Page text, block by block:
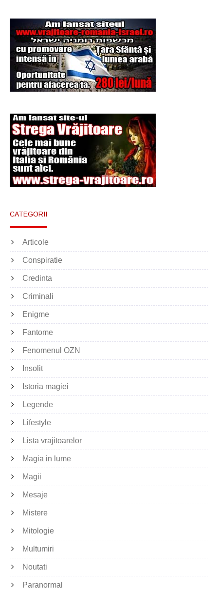
CATEGORII
Articole
Conspiratie
Credinta
Criminali
Enigme
Fantome
Fenomenul OZN
Insolit
Istoria magiei
Legende
Lifestyle
Lista vrajitoarelor
Magia in lume
Magii
Mesaje
Mistere
Mitologie
Multumiri
Noutati
Paranormal